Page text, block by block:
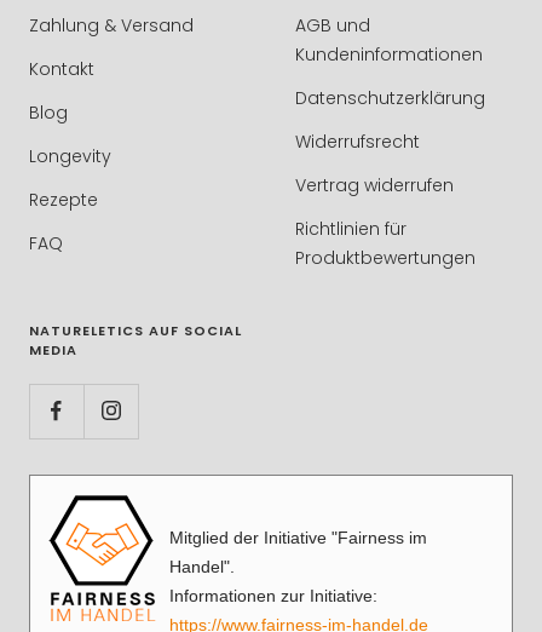
Zahlung & Versand
Kontakt
Blog
Longevity
Rezepte
FAQ
AGB und
Kundeninformationen
Datenschutzerklärung
Widerrufsrecht
Vertrag widerrufen
Richtlinien für
Produktbewertungen
NATURELETICS AUF SOCIAL
MEDIA
Mitglied der Initiative "Fairness im
Handel".
Informationen zur Initiative:
https://www.fairness-im-handel.de